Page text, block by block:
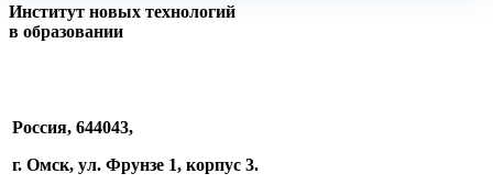
Институт новых технологий
в образовании
Россия, 644043,
г. Омск, ул. Фрунзе 1, корпус 3.